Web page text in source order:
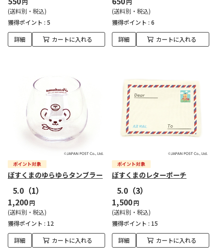
円
(送料別・税込)
獲得ポイント : 5
詳細 カートに入れる
円
(送料別・税込)
獲得ポイント : 6
詳細 カートに入れる
ぽすくまのゆらゆらタンブラー
5.0 （1）
1,200円
(送料別・税込)
獲得ポイント : 12
詳細 カートに入れる
ぽすくまのレターポーチ
5.0 （3）
1,500円
(送料別・税込)
獲得ポイント : 15
詳細 カートに入れる